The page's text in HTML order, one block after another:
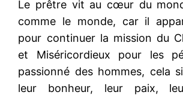
Le prêtre vit au cœur du
comme le monde, car il
pour continuer la mission du
et Miséricordieux pour les
passionné des hommes, cela
leur bonheur, leur paix,